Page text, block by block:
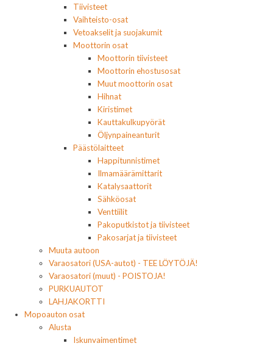
Tiivisteet
Vaihteisto-osat
Vetoakselit ja suojakumit
Moottorin osat
Moottorin tiivisteet
Moottorin ehostusosat
Muut moottorin osat
Hihnat
Kiristimet
Kauttakulkupyörät
Öljynpaineanturit
Päästölaitteet
Happitunnistimet
Ilmamäärämittarit
Katalysaattorit
Sähköosat
Venttiilit
Pakoputkistot ja tiivisteet
Pakosarjat ja tiivisteet
Muuta autoon
Varaosatori (USA-autot) - TEE LÖYTÖJÄ!
Varaosatori (muut) - POISTOJA!
PURKUAUTOT
LAHJAKORTTI
Mopoauton osat
Alusta
Iskunvaimentimet